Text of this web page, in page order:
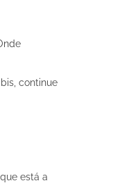
continue
está a